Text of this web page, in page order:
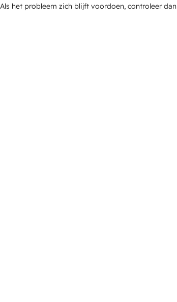
Als het probleem zich blijft voordoen, controleer